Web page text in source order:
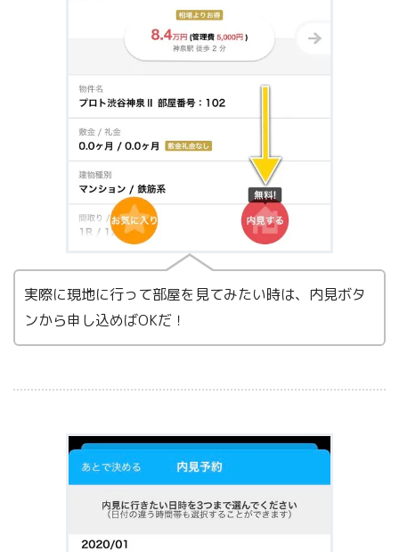
実際に現地に行って部屋を見てみたい時は、内見ボタ
ンから申し込めばOKだ！